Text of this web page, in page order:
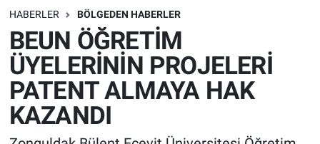
HABERLER BÖLGEDEN HABERLER
BEUN ÖĞRETİM
ÜYELERİNİN PROJELERİ
PATENT ALMAYA HAK
KAZANDI